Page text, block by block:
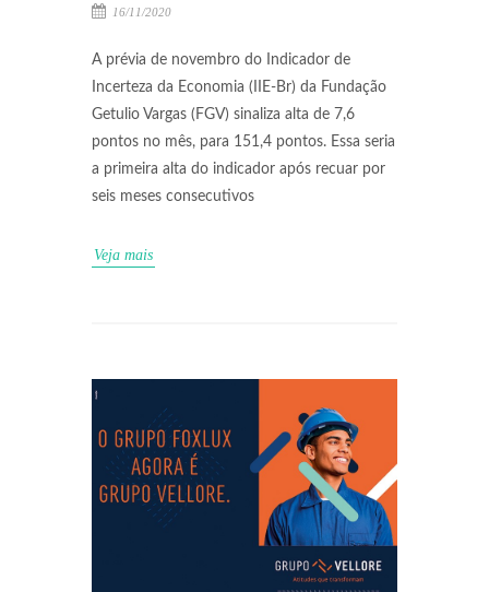
16/11/2020
A prévia de novembro do Indicador de
Incerteza da Economia (IIE-Br) da Fundação
Getulio Vargas (FGV) sinaliza alta de 7,6
pontos no mês, para 151,4 pontos. Essa seria
a primeira alta do indicador após recuar por
seis meses consecutivos
Veja mais